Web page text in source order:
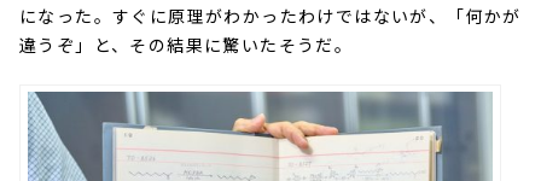
になった。すぐに原理がわかったわけではないが、「何かが
違うぞ」と、その結果に驚いたそうだ。